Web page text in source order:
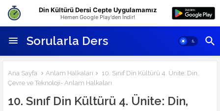
Sorularla Ders
Ana Sayfa Anlam Halkaları
10. Sınıf Din Kültürü 4. Ünite: Din,
Çevre ve Teknoloji- Anlam Halkaları
10. Sınıf Din Kültürü 4. Ünite: Din,
Din Kültürü Dersi Cepte Uygulamamız
Hemen Google Play'den İndir!